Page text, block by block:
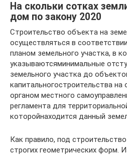
На скольки сотках
дом по закону 2020
Строительство объекта на
осуществляться в
планом земельного участка, в
указываютсяминимальные
земельного участка до
капитальногостроительства на
органом местного
регламента для
которойнаходится данный
Как правило, под
строгих геометрических форм.